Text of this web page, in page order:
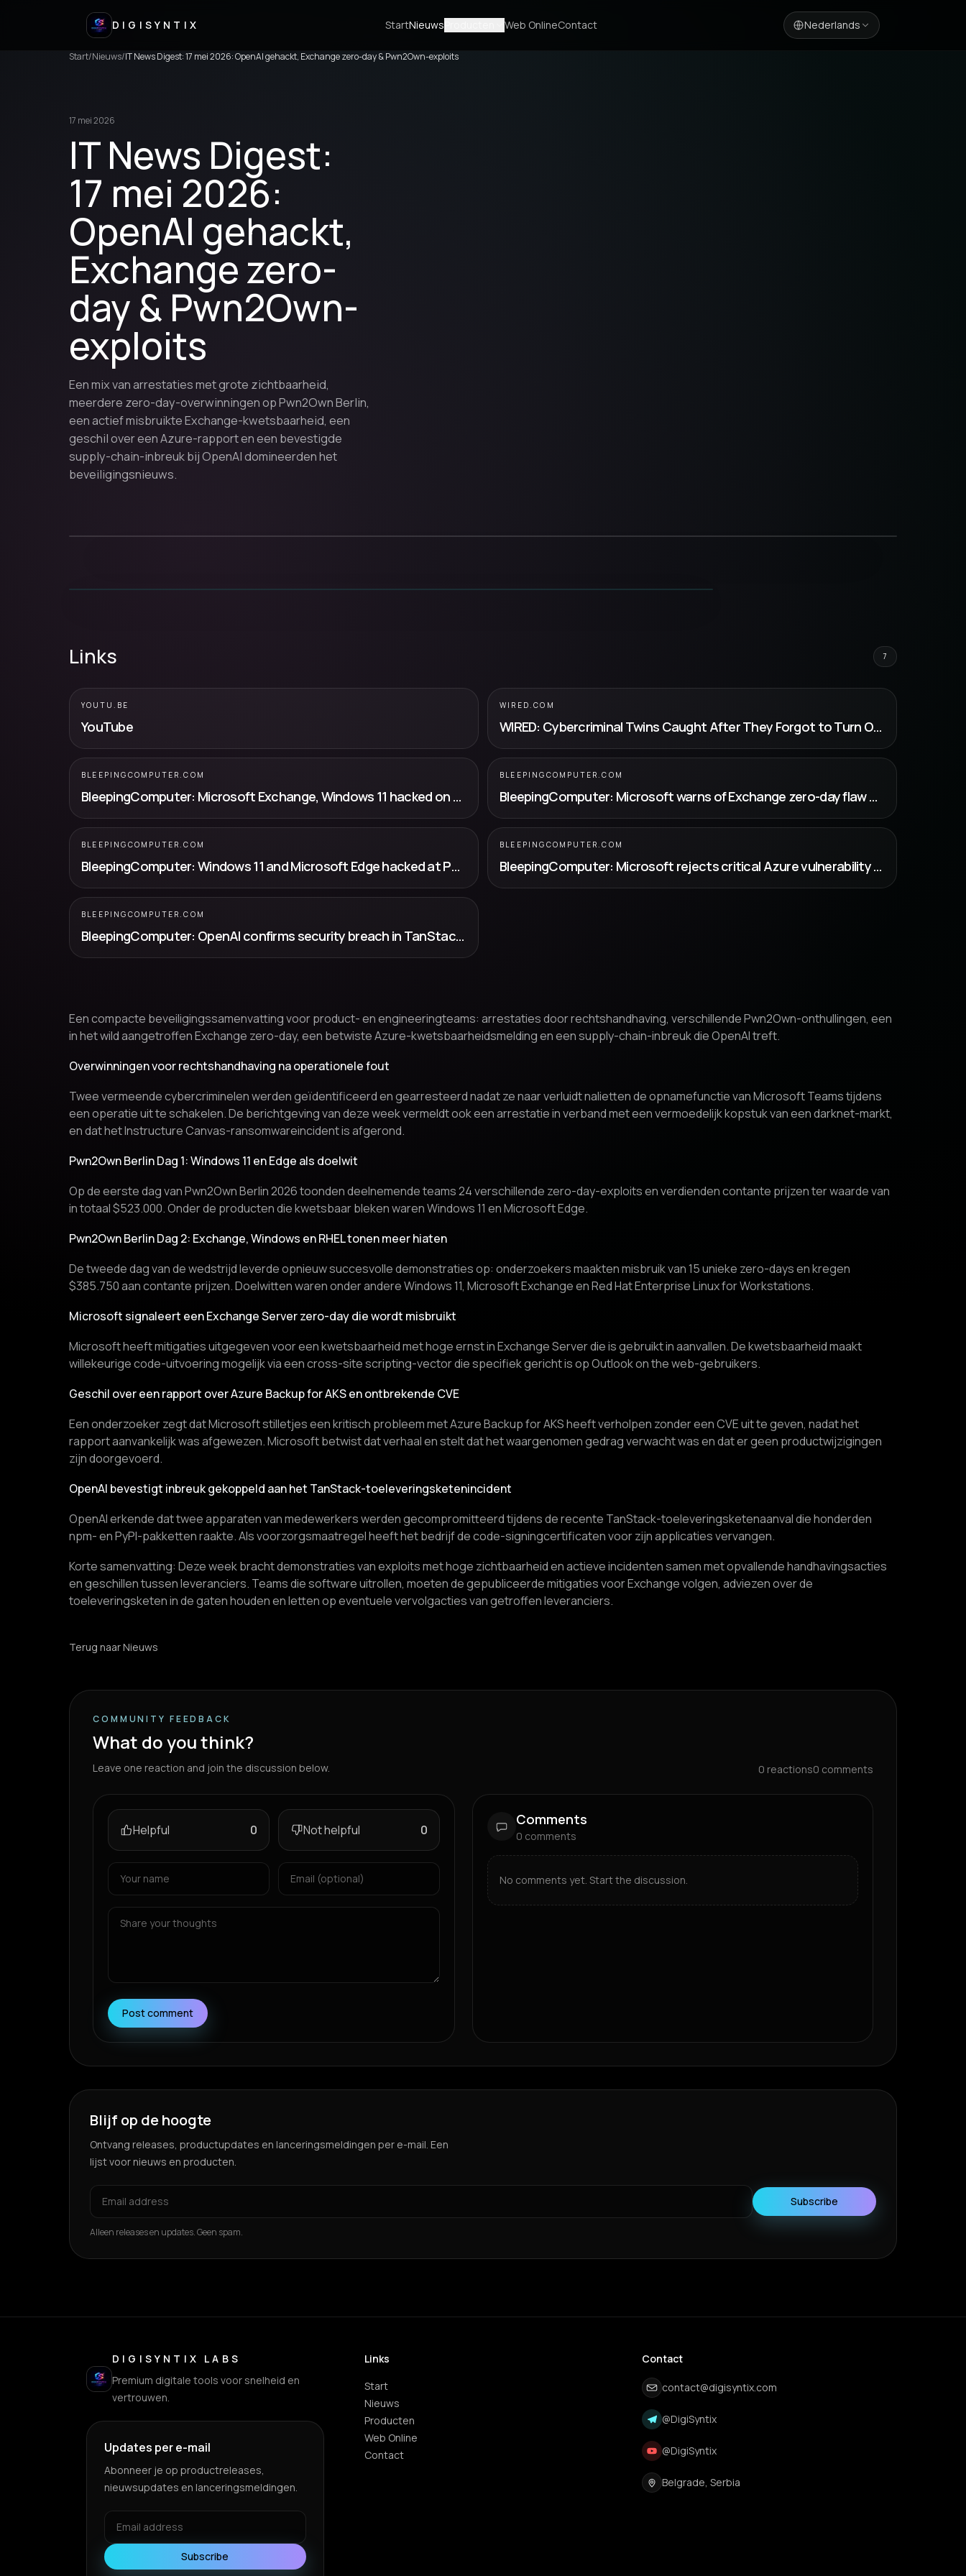
DIGISYNTIX StartNieuws Web OnlineContact Nederlands
Start/Nieuws/IT News Digest: 17 mei 2026: OpenAI gehackt, Exchange zero-day & Pwn2Own-exploits
17 mei 2026
IT News Digest:
17 mei 2026:
OpenAI gehackt,
Exchange zero-
day & Pwn2Own-
exploits
Een mix van arrestaties met grote zichtbaarheid,
meerdere zero-day-overwinningen op Pwn2Own Berlin,
een actief misbruikte Exchange-kwetsbaarheid, een
geschil over een Azure-rapport en een bevestigde
supply-chain-inbreuk bij OpenAI domineerden het
beveiligingsnieuws.
Links 7
YOUTU.BE
YouTube
WIRED.COM
WIRED: Cybercriminal Twins Caught After They Forgot to Turn Off Microsoft Te...
BLEEPINGCOMPUTER.COM
BleepingComputer: Microsoft Exchange, Windows 11 hacked on second day of Pwn2Own
BLEEPINGCOMPUTER.COM
BleepingComputer: Microsoft warns of Exchange zero-day flaw exploited in attacks
BLEEPINGCOMPUTER.COM
BleepingComputer: Windows 11 and Microsoft Edge hacked at Pwn2Own Berlin 2026
BLEEPINGCOMPUTER.COM
BleepingComputer: Microsoft rejects critical Azure vulnerability report, no CVE issued
BLEEPINGCOMPUTER.COM
BleepingComputer: OpenAI confirms security breach in TanStack supply chain attack
Een compacte beveiligingssamenvatting voor product- en engineeringteams: arrestaties door rechtshandhaving, verschillende Pwn2Own-onthullingen, een
in het wild aangetroffen Exchange zero-day, een betwiste Azure-kwetsbaarheidsmelding en een supply-chain-inbreuk die OpenAI treft.
Overwinningen voor rechtshandhaving na operationele fout
Twee vermeende cybercriminelen werden geïdentificeerd en gearresteerd nadat ze naar verluidt nalietten de opnamefunctie van Microsoft Teams tijdens
een operatie uit te schakelen. De berichtgeving van deze week vermeldt ook een arrestatie in verband met een vermoedelijk kopstuk van een darknet-markt,
en dat het Instructure Canvas-ransomwareincident is afgerond.
Pwn2Own Berlin Dag 1: Windows 11 en Edge als doelwit
Op de eerste dag van Pwn2Own Berlin 2026 toonden deelnemende teams 24 verschillende zero-day-exploits en verdienden contante prijzen ter waarde van
in totaal $523.000. Onder de producten die kwetsbaar bleken waren Windows 11 en Microsoft Edge.
Pwn2Own Berlin Dag 2: Exchange, Windows en RHEL tonen meer hiaten
De tweede dag van de wedstrijd leverde opnieuw succesvolle demonstraties op: onderzoekers maakten misbruik van 15 unieke zero-days en kregen
$385.750 aan contante prijzen. Doelwitten waren onder andere Windows 11, Microsoft Exchange en Red Hat Enterprise Linux for Workstations.
Microsoft signaleert een Exchange Server zero-day die wordt misbruikt
Microsoft heeft mitigaties uitgegeven voor een kwetsbaarheid met hoge ernst in Exchange Server die is gebruikt in aanvallen. De kwetsbaarheid maakt
willekeurige code-uitvoering mogelijk via een cross-site scripting-vector die specifiek gericht is op Outlook on the web-gebruikers.
Geschil over een rapport over Azure Backup for AKS en ontbrekende CVE
Een onderzoeker zegt dat Microsoft stilletjes een kritisch probleem met Azure Backup for AKS heeft verholpen zonder een CVE uit te geven, nadat het
rapport aanvankelijk was afgewezen. Microsoft betwist dat verhaal en stelt dat het waargenomen gedrag verwacht was en dat er geen productwijzigingen
zijn doorgevoerd.
OpenAI bevestigt inbreuk gekoppeld aan het TanStack-toeleveringsketenincident
OpenAI erkende dat twee apparaten van medewerkers werden gecompromitteerd tijdens de recente TanStack-toeleveringsketenaanval die honderden
npm- en PyPI-pakketten raakte. Als voorzorgsmaatregel heeft het bedrijf de code-signingcertificaten voor zijn applicaties vervangen.
Korte samenvatting: Deze week bracht demonstraties van exploits met hoge zichtbaarheid en actieve incidenten samen met opvallende handhavingsacties
en geschillen tussen leveranciers. Teams die software uitrollen, moeten de gepubliceerde mitigaties voor Exchange volgen, adviezen over de
toeleveringsketen in de gaten houden en letten op eventuele vervolgacties van getroffen leveranciers.
Terug naar Nieuws
COMMUNITY FEEDBACK
What do you think?
Leave one reaction and join the discussion below. 0 reactions0 comments
Helpful 0 Not helpful 0
Post comment
Comments
0 comments
No comments yet. Start the discussion.
Blijf op de hoogte
Ontvang releases, productupdates en lanceringsmeldingen per e-mail. Een
lijst voor nieuws en producten.
Subscribe
Alleen releases en updates. Geen spam.
DIGISYNTIX LABS
Premium digitale tools voor snelheid en
vertrouwen.
Updates per e-mail
Abonneer je op productreleases,
nieuwsupdates en lanceringsmeldingen.
Subscribe
Links
Start
Nieuws
Producten
Web Online
Contact
Contact
contact@digisyntix.com
@DigiSyntix
@DigiSyntix
Belgrade, Serbia